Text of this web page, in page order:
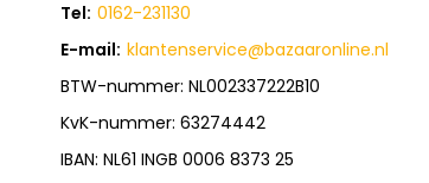
Tel: 0162-231130
E-mail: klantenservice@bazaaronline.nl
BTW-nummer: NL002337222B10
KvK-nummer: 63274442
IBAN: NL61 INGB 0006 8373 25